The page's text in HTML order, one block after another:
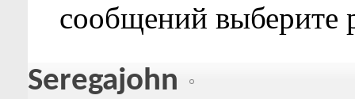
сообщений выберите
Seregajohn